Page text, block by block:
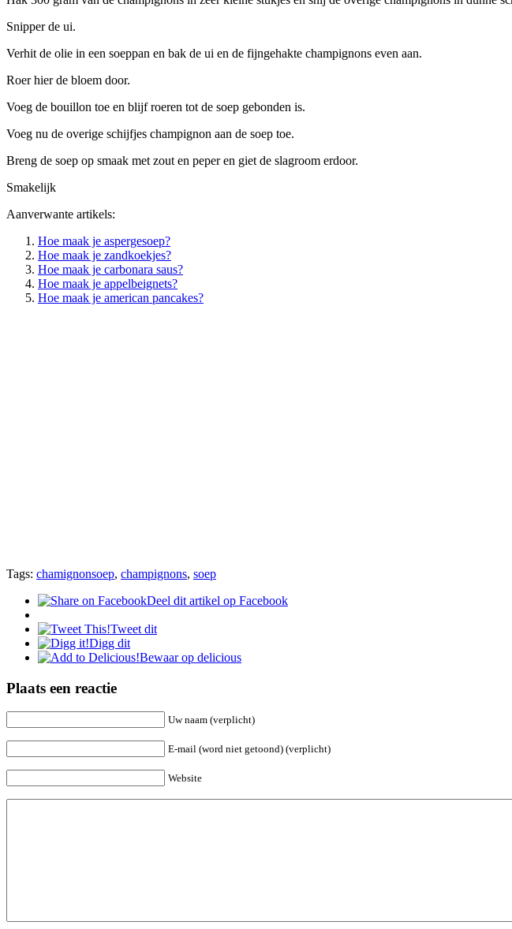
Snipper de ui.
Verhit de olie in een soeppan en bak de ui en de fijngehakte champignons even aan.
Roer hier de bloem door.
Voeg de bouillon toe en blijf roeren tot de soep gebonden is.
Voeg nu de overige schijfjes champignon aan de soep toe.
Breng de soep op smaak met zout en peper en giet de slagroom erdoor.
Smakelijk
Aanverwante artikels:
Hoe maak je aspergesoep?
Hoe maak je zandkoekjes?
Hoe maak je carbonara saus?
Hoe maak je appelbeignets?
Hoe maak je american pancakes?
Tags: chamignonsoep, champignons, soep
Deel dit artikel op Facebook
Tweet dit
Digg dit
Bewaar op delicious
Plaats een reactie
Uw naam (verplicht)
E-mail (word niet getoond) (verplicht)
Website